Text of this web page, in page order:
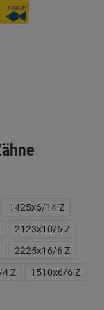
1425x6/14 Z
2123x10/6 Z
2225x16/6 Z
Z
1510x6/6 Z